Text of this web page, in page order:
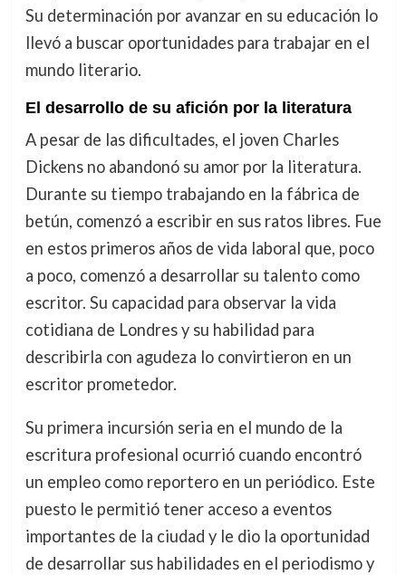
Su determinación por avanzar en su educación lo
llevó a buscar oportunidades para trabajar en el
mundo literario.
El desarrollo de su afición por la literatura
A pesar de las dificultades, el joven Charles
Dickens no abandonó su amor por la literatura.
Durante su tiempo trabajando en la fábrica de
betún, comenzó a escribir en sus ratos libres. Fue
en estos primeros años de vida laboral que, poco
a poco, comenzó a desarrollar su talento como
escritor. Su capacidad para observar la vida
cotidiana de Londres y su habilidad para
describirla con agudeza lo convirtieron en un
escritor prometedor.
Su primera incursión seria en el mundo de la
escritura profesional ocurrió cuando encontró
un empleo como reportero en un periódico. Este
puesto le permitió tener acceso a eventos
importantes de la ciudad y le dio la oportunidad
de desarrollar sus habilidades en el periodismo y